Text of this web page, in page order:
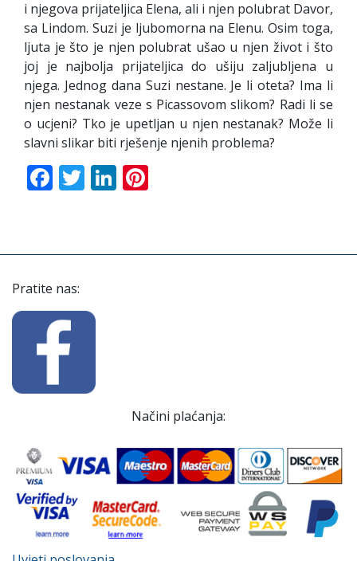
i njegova prijateljica Elena, ali i njen polubrat Davor,
sa Lindom. Suzi je ljubomorna na Elenu. Osim toga,
ljuta je što je njen polubrat ušao u njen život i što
joj je najbolja prijateljica do ušiju zaljubljena u
njega. Jednog dana Suzi nestane. Je li oteta? Ima li
njen nestanak veze s Picassovom slikom? Radi li se
o ucjeni? Tko je upetljan u njen nestanak? Može li
slavni slikar biti rješenje njenih problema?
Facebook
TwitterLinkedIn
Pratite nas:
Načini plaćanja: